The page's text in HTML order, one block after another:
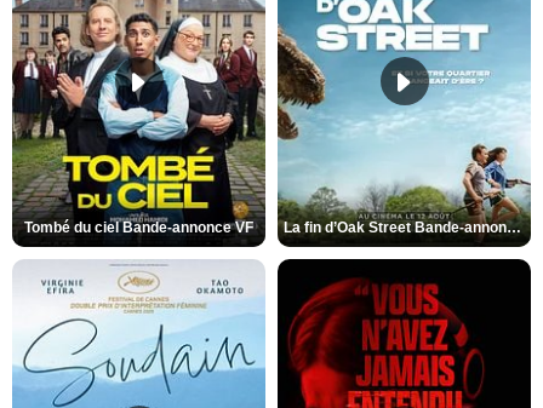
Tombé du ciel Bande-annonce VF La fin d’Oak Street Bande-annonce VO STFR